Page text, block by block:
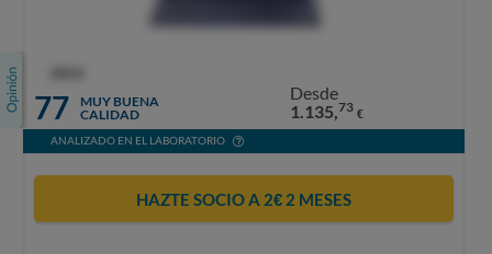
77
MUY BUENA
CALIDAD
Desde
1.135,73 €
ANALIZADO EN EL LABORATORIO
HAZTE SOCIO A 2€ 2 MESES